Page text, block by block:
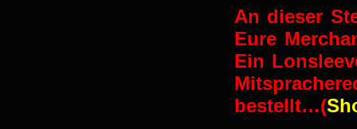
An dieser
Eure
Ein
bestellt…(